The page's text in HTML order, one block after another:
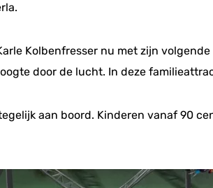
Kolbenfresser nu met zijn
door de lucht. In deze
aan boord. Kinderen vanaf 90